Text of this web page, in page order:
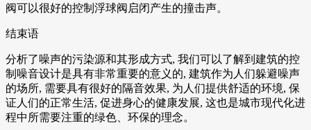
阀可以很好的控制浮球阀启闭产生的撞击声。
结束语
分析了噪声的污染源和其形成方式, 我们可以了解到建筑的控
制噪音设计是具有非常重要的意义的, 建筑作为人们躲避噪声
的场所, 需要具有很好的隔音效果, 为人们提供舒适的环境, 保
证人们的正常生活, 促进身心的健康发展, 这也是城市现代化进
程中所需要注重的绿色、环保的理念。